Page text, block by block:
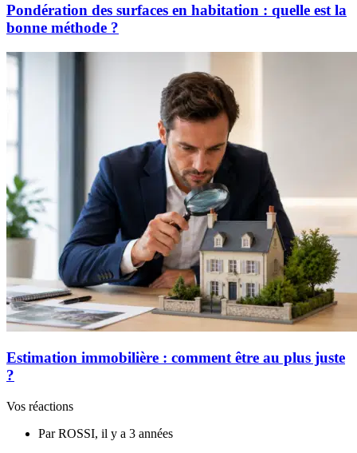
Pondération des surfaces en habitation : quelle est la
bonne méthode ?
Estimation immobilière : comment être au plus juste
?
Vos réactions
Par ROSSI, il y a 3 années